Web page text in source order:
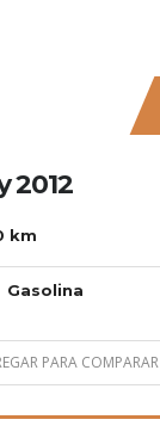
2012
km
Gasolina
PARA COMPARAR